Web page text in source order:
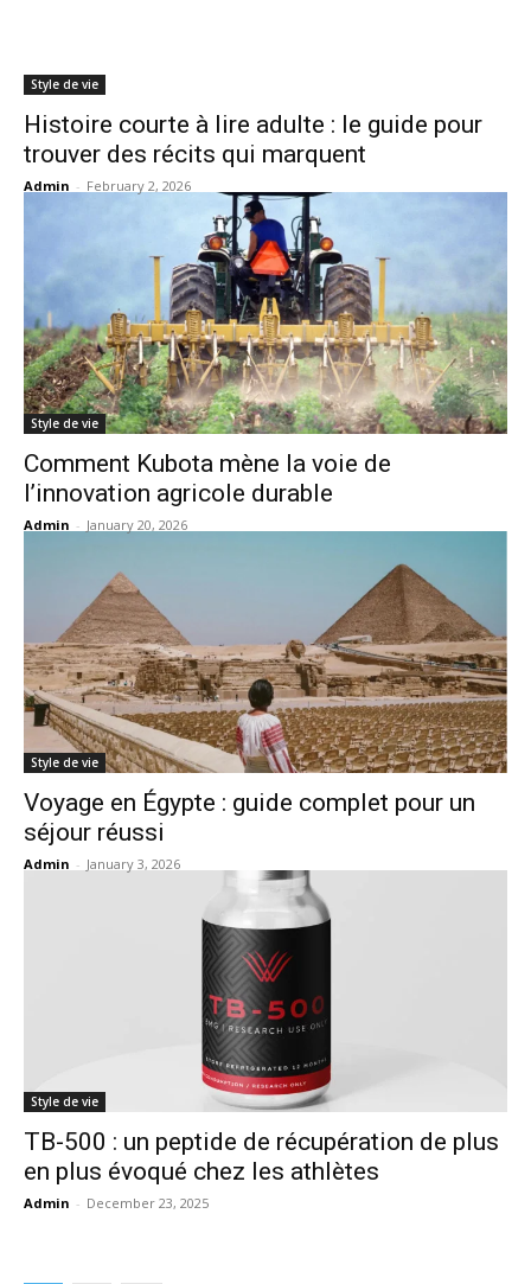
Style de vie
Histoire courte à lire adulte : le guide pour
trouver des récits qui marquent
Admin - February 2, 2026
Style de vie
Comment Kubota mène la voie de
l’innovation agricole durable
Admin - January 20, 2026
Style de vie
Voyage en Égypte : guide complet pour un
séjour réussi
Admin - January 3, 2026
Style de vie
TB-500 : un peptide de récupération de plus
en plus évoqué chez les athlètes
Admin - December 23, 2025